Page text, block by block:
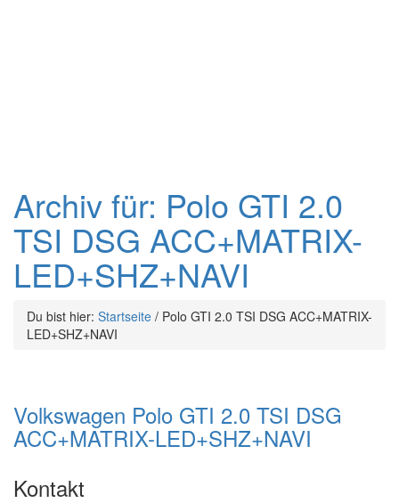
Archiv für: Polo GTI 2.0
TSI DSG ACC+MATRIX-
LED+SHZ+NAVI
Du bist hier: Startseite / Polo GTI 2.0 TSI DSG ACC+MATRIX-
LED+SHZ+NAVI
Volkswagen Polo GTI 2.0 TSI DSG
ACC+MATRIX-LED+SHZ+NAVI
Kontakt